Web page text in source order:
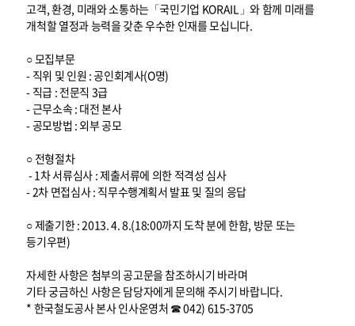
고객, 환경, 미래와 소통하는「국민기업 KORAIL」와 함께 미래를
개척할 열정과 능력을 갖춘 우수한 인재를 모십니다.
○ 모집부문
- 직위 및 인원 : 공인회계사(O명)
- 직급 : 전문직 3급
- 근무소속 : 대전 본사
- 공모방법 : 외부 공모
○ 전형절차
- 1차 서류심사 : 제출서류에 의한 적격성 심사
- 2차 면접심사 : 직무수행계획서 발표 및 질의 응답
○ 제출기한 : 2013. 4. 8.(18:00까지 도착 분에 한함, 방문 또는
등기우편)
자세한 사항은 첨부의 공고문을 참조하시기 바라며
기타 궁금하신 사항은 담당자에게 문의해 주시기 바랍니다.
* 한국철도공사 본사 인사운영처 ☎ 042) 615-3705